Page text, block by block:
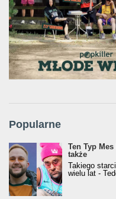
Popularne
Ten Typ
także
Takiego
wielu lat -